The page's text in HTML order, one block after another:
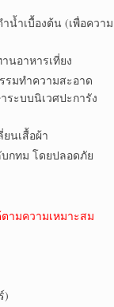
เบื้องต้น (เพื่อความ
าหารเที่ยง
ำความสะอาด
ะบบนิเวศปะการัง
เสื้อผ้า
ทม โดยปลอดภัย
ามความเหมาะสม
)